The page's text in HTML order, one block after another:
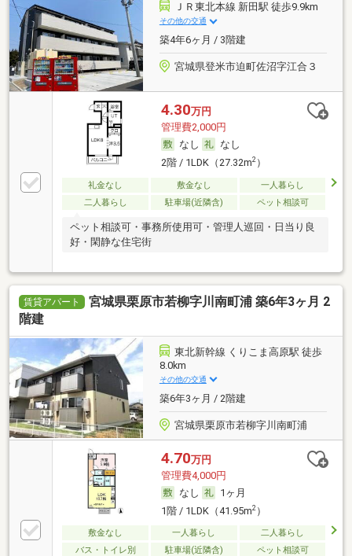
ＪＲ東北本線 新田駅 徒歩9.9km
その他の交通
築4年6ヶ月 / 3階建
宮城県登米市迫町佐沼字江合３
4.30万円
管理費2,000円
なし
なし
2階 / 1LDK（27.32m2）
礼金なし 敷金なし
一人暮らし
二人暮らし
駐車場(近隣含) ペット相談可
ペット相談可・事務所使用可・管理人巡回・日当り良
好・閑静な住宅街
賃貸アパート
宮城県栗原市若柳字川南町浦 築6年3ヶ月 2
階建
東北新幹線 くりこま高原駅 徒歩
8.0km
その他の交通
築6年3ヶ月 / 2階建
宮城県栗原市若柳字川南町浦
4.70万円
管理費4,000円
なし
1ヶ月
1階 / 1LDK（41.95m2）
敷金なし 一人暮らし
二人暮らし
バス・トイレ別
駐車場(近隣含) ペット相談可